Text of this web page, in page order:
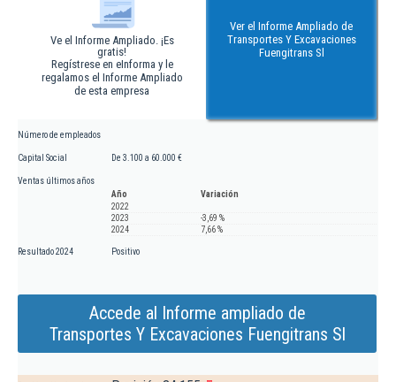
Ve el Informe Ampliado. ¡Es
gratis!
Regístrese en eInforma y le
regalamos el Informe Ampliado
de esta empresa
Ver el Informe Ampliado de
Transportes Y Excavaciones
Fuengitrans Sl
Número de empleados
Capital Social De 3.100 a 60.000 €
Ventas últimos años
Año
Variación
2022
2023
-3,69 %
2024
7,66 %
Resultado 2024 Positivo
Accede al Informe ampliado de
Transportes Y Excavaciones Fuengitrans Sl